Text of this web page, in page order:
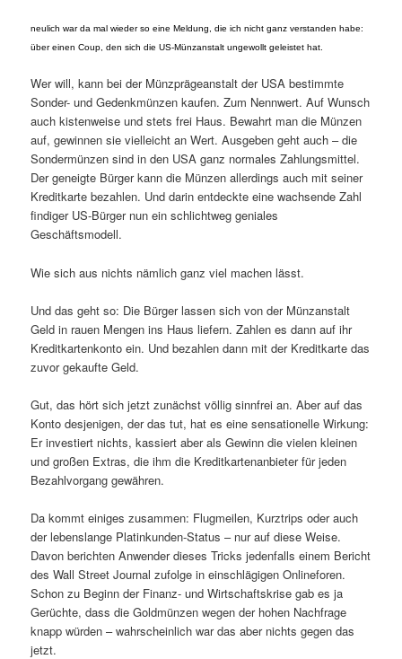
neulich war da mal wieder so eine Meldung, die ich nicht ganz verstanden habe:
über einen Coup, den sich die US-Münzanstalt ungewollt geleistet hat.
Wer will, kann bei der Münzprägeanstalt der USA bestimmte
Sonder- und Gedenkmünzen kaufen. Zum Nennwert. Auf Wunsch
auch kistenweise und stets frei Haus. Bewahrt man die Münzen
auf, gewinnen sie vielleicht an Wert. Ausgeben geht auch – die
Sondermünzen sind in den USA ganz normales Zahlungsmittel.
Der geneigte Bürger kann die Münzen allerdings auch mit seiner
Kreditkarte bezahlen. Und darin entdeckte eine wachsende Zahl
findiger US-Bürger nun ein schlichtweg geniales
Geschäftsmodell.
Wie sich aus nichts nämlich ganz viel machen lässt.
Und das geht so: Die Bürger lassen sich von der Münzanstalt
Geld in rauen Mengen ins Haus liefern. Zahlen es dann auf ihr
Kreditkartenkonto ein. Und bezahlen dann mit der Kreditkarte das
zuvor gekaufte Geld.
Gut, das hört sich jetzt zunächst völlig sinnfrei an. Aber auf das
Konto desjenigen, der das tut, hat es eine sensationelle Wirkung:
Er investiert nichts, kassiert aber als Gewinn die vielen kleinen
und großen Extras, die ihm die Kreditkartenanbieter für jeden
Bezahlvorgang gewähren.
Da kommt einiges zusammen: Flugmeilen, Kurztrips oder auch
der lebenslange Platinkunden-Status – nur auf diese Weise.
Davon berichten Anwender dieses Tricks jedenfalls einem Bericht
des Wall Street Journal zufolge in einschlägigen Onlineforen.
Schon zu Beginn der Finanz- und Wirtschaftskrise gab es ja
Gerüchte, dass die Goldmünzen wegen der hohen Nachfrage
knapp würden – wahrscheinlich war das aber nichts gegen das
jetzt.